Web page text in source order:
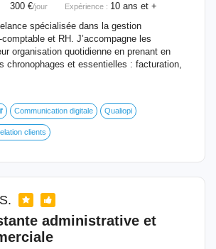
300 €/jour Expérience : 10 ans et +
spécialisée dans la gestion
et RH. J’accompagne les
organisation quotidienne en prenant en
chronophages et essentielles : facturation,
Communication digitale Qualiopi
clients
administrative et